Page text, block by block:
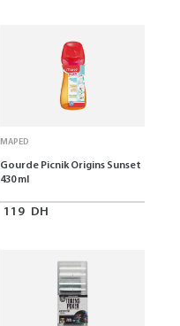
MAPED
Gourde Picnik Origins Sunset
430 ml
119 DH